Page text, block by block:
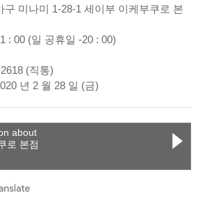
구 미나미 1-28-1 세이부 이케부쿠로 본
: 00 (일 공휴일 -20 : 00)
(직통)
년 2 월 28 일 (금)
about
로 본점